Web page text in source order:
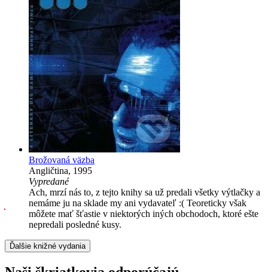
Brožovaná väzba
Angličtina, 1995
Vypredané
Ach, mrzí nás to, z tejto knihy sa už predali všetky výtlačky a
nemáme ju na sklade my ani vydavateľ :( Teoreticky však
môžete mať šťastie v niektorých iných obchodoch, ktoré ešte
nepredali posledné kusy.
Ďalšie knižné vydania